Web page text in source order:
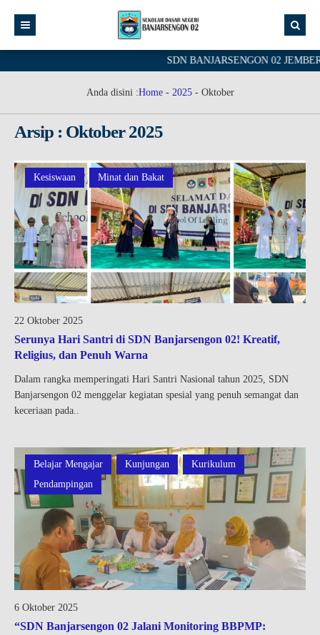
SDN BANJARSENGON 02 JEMBER
Anda disini :Home- 2025- Oktober
Arsip : Oktober 2025
Kesiswaan Minat dan Bakat
22 Oktober 2025
Serunya Hari Santri di SDN Banjarsengon 02! Kreatif,
Religius, dan Penuh Warna
Dalam rangka memperingati Hari Santri Nasional tahun 2025, SDN
Banjarsengon 02 menggelar kegiatan spesial yang penuh semangat dan
keceriaan pada..
Belajar Mengajar Kunjungan
Kurikulum
Pendampingan
6 Oktober 2025
“SDN Banjarsengon 02 Jalani Monitoring BBPMP: